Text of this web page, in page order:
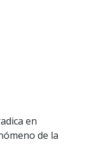
en
de la